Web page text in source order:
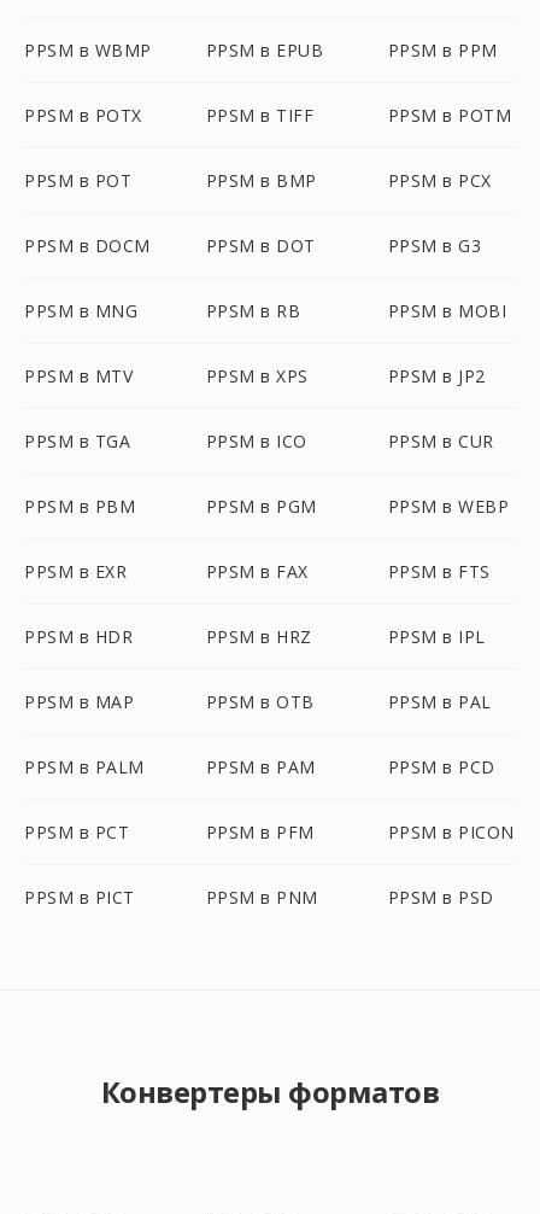
PPSM в WBMP PPSM в EPUB PPSM в PPM
PPSM в POTX PPSM в TIFF PPSM в POTM
PPSM в POT PPSM в BMP PPSM в PCX
PPSM в DOCM PPSM в DOT PPSM в G3
PPSM в MNG PPSM в RB PPSM в MOBI
PPSM в MTV PPSM в XPS PPSM в JP2
PPSM в TGA PPSM в ICO PPSM в CUR
PPSM в PBM PPSM в PGM PPSM в WEBP
PPSM в EXR PPSM в FAX PPSM в FTS
PPSM в HDR PPSM в HRZ PPSM в IPL
PPSM в MAP PPSM в OTB PPSM в PAL
PPSM в PALM PPSM в PAM PPSM в PCD
PPSM в PCT PPSM в PFM PPSM в PICON
PPSM в PICT PPSM в PNM PPSM в PSD
Конвертеры форматов